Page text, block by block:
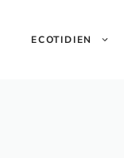
ECOTIDIEN